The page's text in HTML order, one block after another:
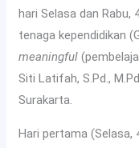
hari Selasa dan Rabu,
tenaga kependidikan
meaningful
Siti Latifah, S.Pd.,
Surakarta.
Hari pertama (Selasa,